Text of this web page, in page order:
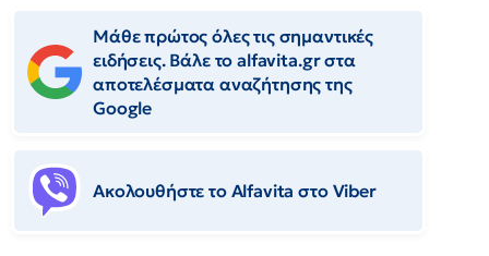
Μάθε πρώτος όλες τις σημαντικές
ειδήσεις. Βάλε το alfavita.gr στα
αποτελέσματα αναζήτησης της
Google
Ακολουθήστε το Αlfavita στο Viber